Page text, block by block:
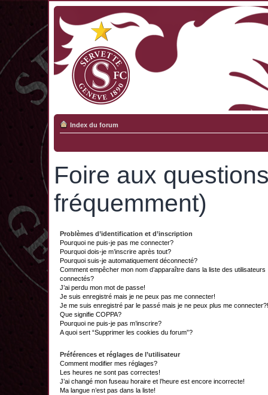
Index du forum
Foire aux
fréquemment)
Problèmes d’identification et d’inscription
Pourquoi ne puis-je pas me connecter?
Pourquoi dois-je m’inscrire après tout?
Pourquoi suis-je automatiquement déconnecté?
Comment empêcher mon nom d’apparaître dans la liste des utilisateurs
connectés?
J’ai perdu mon mot de passe!
Je suis enregistré mais je ne peux pas me connecter!
Je me suis enregistré par le passé mais je ne peux plus me connecter?!
Que signifie COPPA?
Pourquoi ne puis-je pas m’inscrire?
A quoi sert “Supprimer les cookies du forum”?
Préférences et réglages de l’utilisateur
Comment modifier mes réglages?
Les heures ne sont pas correctes!
J’ai changé mon fuseau horaire et l’heure est encore incorrecte!
Ma langue n’est pas dans la liste!